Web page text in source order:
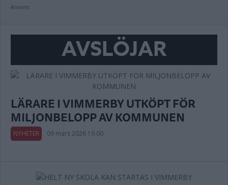
Annons:
AVSLÖJAR
LÄRARE I VIMMERBY UTKÖPT FÖR
MILJONBELOPP AV KOMMUNEN
NYHETER 09 mars 2026 19.00